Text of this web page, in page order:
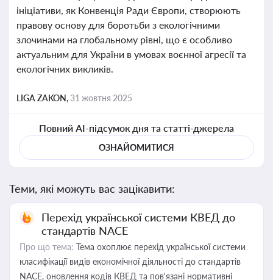
ініціативи, як Конвенція Ради Європи, створюють
правову основу для боротьби з екологічними
злочинами на глобальному рівні, що є особливо
актуальним для України в умовах воєнної агресії та
екологічних викликів.
LIGA ZAKON,31 жовтня 2025
Повний AI-підсумок дня та статті-джерела
ОЗНАЙОМИТИСЯ
Теми, які можуть вас зацікавити:
Перехід української системи КВЕД до
стандартів NACE
Про що тема: Тема охоплює перехід української системи
класифікації видів економічної діяльності до стандартів
NACE, оновлення кодів КВЕД та пов'язані нормативні